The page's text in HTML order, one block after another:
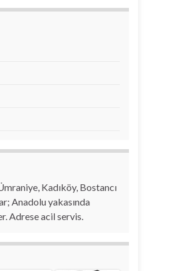
Kadıköy, Bostancı
Anadolu yakasında
Adrese acil servis.